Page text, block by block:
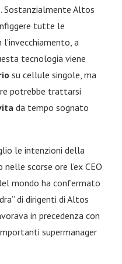
Sostanzialmente Altos
tutte le
a
tecnologia viene
su cellule singole, ma
potrebbe trattarsi
da tempo sognato
le intenzioni della
scorse ore l’ex CEO
mondo ha confermato
di dirigenti di Altos
in precedenza con
supermanager